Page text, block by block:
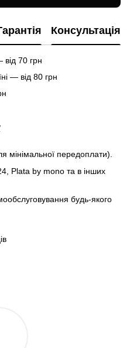
Консультація
70 грн
— від 80 грн
мінімальної передоплати).
Plata by mono та в інших
будь-якого